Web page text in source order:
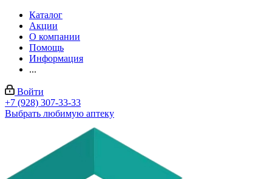
Каталог
Акции
О компании
Помощь
Информация
...
Войти
+7 (928) 307-33-33
Выбрать любимую аптеку